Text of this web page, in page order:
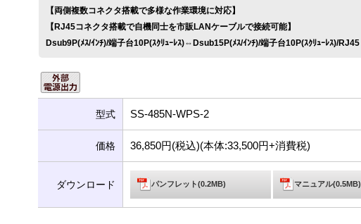
【両側複数コネクタ搭載で多様な作業環境に対応】
【RJ45コネクタ搭載で自機同士を市販LANケーブルで接続可能】
Dsub9P(ﾒｽ/ｲﾝﾁ)/端子台10P(ｽｸﾘｭｰﾚｽ)⇔Dsub15P(ﾒｽ/ｲﾝﾁ)/端子台10P(ｽｸﾘｭｰﾚｽ)/RJ45
型式 SS-485N-WPS-2
価格 36,850円(税込)(本体:33,500円+消費税)
ダウンロード パンフレット(0.2MB) マニュアル(0.5MB)